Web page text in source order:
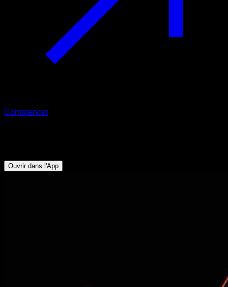
Commencer
Ouvrir dans l'App